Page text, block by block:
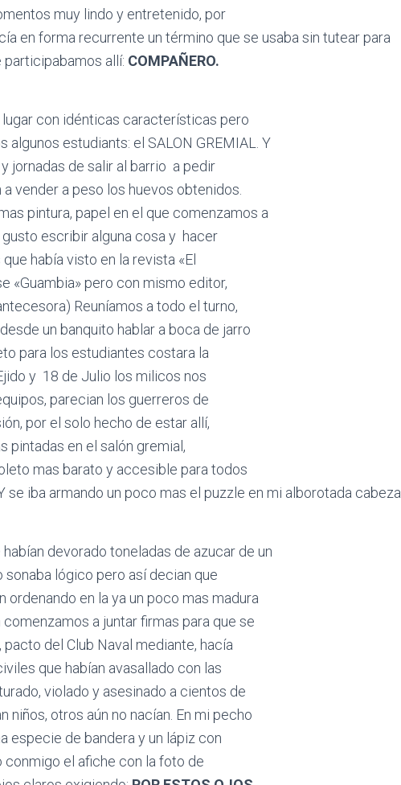
muy lindo y entretenido, por
en forma recurrente un término que se usaba sin tutear para
allí: COMPAÑERO.
con idénticas características pero
estudiants: el SALON GREMIAL. Y
jornadas de salir al barrio a pedir
vender a peso los huevos obtenidos.
pintura, papel en el que comenzamos a
escribir alguna cosa y hacer
había visto en la revista «El
«Guambia» pero con mismo editor,
Reuníamos a todo el turno,
un banquito hablar a boca de jarro
para los estudiantes costara la
y 18 de Julio los milicos nos
parecian los guerreros de
por el solo hecho de estar allí,
pintadas en el salón gremial,
mas barato y accesible para todos
se iba armando un poco mas el puzzle en mi alborotada cabeza.
devorado toneladas de azucar de un
lógico pero así decian que
ordenando en la ya un poco mas madura
a juntar firmas para que se
pacto del Club Naval mediante, hacía
que habían avasallado con las
violado y asesinado a cientos de
niños, otros aún no nacían. En mi pecho
especie de bandera y un lápiz con
conmigo el afiche con la foto de